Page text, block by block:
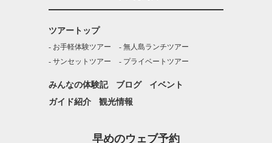
ツアートップ
お手軽体験ツアー
無人島ランチツアー
サンセットツアー
プライベートツアー
みんなの体験記 ブログ
イベント
ガイド紹介
観光情報
早めのウェブ予約